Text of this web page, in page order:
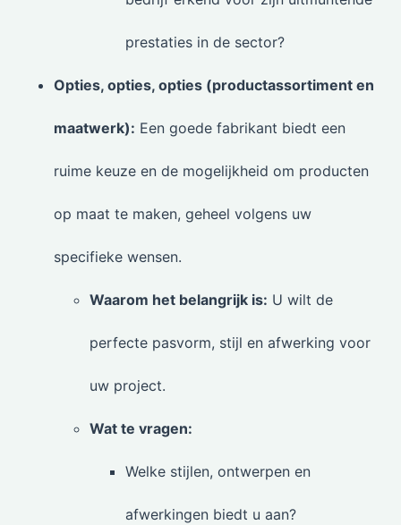
prestaties in de sector?
Opties, opties, opties (productassortiment en
maatwerk): Een goede fabrikant biedt een
ruime keuze en de mogelijkheid om producten
op maat te maken, geheel volgens uw
specifieke wensen.
Waarom het belangrijk is: U wilt de
perfecte pasvorm, stijl en afwerking voor
uw project.
Wat te vragen:
Welke stijlen, ontwerpen en
afwerkingen biedt u aan?